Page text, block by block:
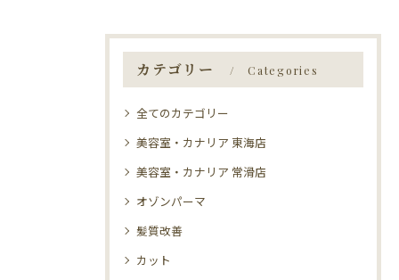
カテゴリー Categories
全てのカテゴリー
美容室・カナリア 東海店
美容室・カナリア 常滑店
オゾンパーマ
髪質改善
カット